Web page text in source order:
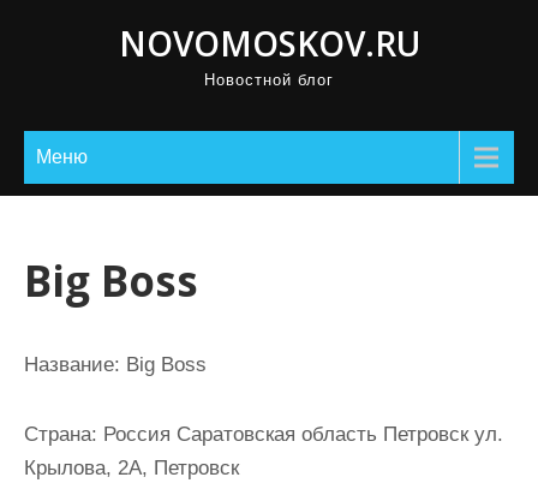
NOVOMOSKOV.RU
Новостной блог
Меню
Big Boss
Название: Big Boss
Страна: Россия Саратовская область Петровск ул.
Крылова, 2А, Петровск